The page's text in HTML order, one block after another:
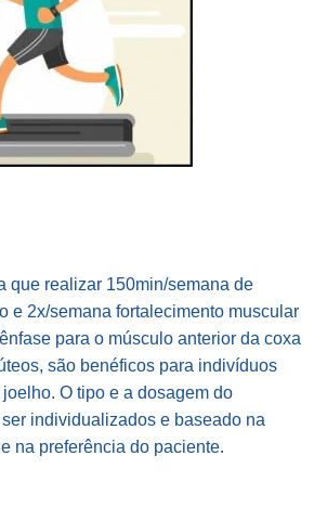
que realizar 150min/semana de
e 2x/semana fortalecimento muscular
para o músculo anterior da coxa
são benéficos para indivíduos
O tipo e a dosagem do
individualizados e baseado na
na preferência do paciente.